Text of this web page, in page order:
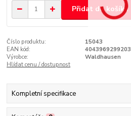
Přidat do košíku
Číslo produktu:
15043
EAN kód:
4043969299203
Výrobce:
Waldhausen
Hlídat cenu / dostupnost
Kompletní specifikace